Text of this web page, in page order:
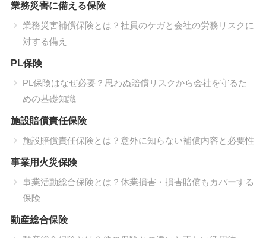
業務災害に備える保険
業務災害補償保険とは？社員のケガと会社の労務リスクに
対する備え
PL保険
PL保険はなぜ必要？思わぬ賠償リスクから会社を守るた
めの基礎知識
施設賠償責任保険
施設賠償責任保険とは？意外に知らない補償内容と必要性
事業用火災保険
事業活動総合保険とは？休業損害・損害賠償もカバーする
保険
動産総合保険